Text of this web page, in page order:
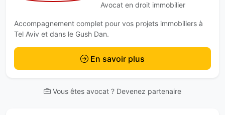
Avocat en droit immobilier
Accompagnement complet pour vos projets immobiliers à
Tel Aviv et dans le Gush Dan.
En savoir plus
Vous êtes avocat ? Devenez partenaire